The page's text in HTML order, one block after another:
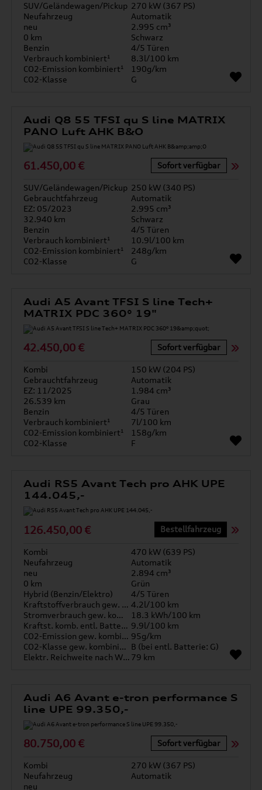
SUV/Geländewagen/Pickup 270 kW (367 PS)
Neufahrzeug
Automatik
neu
2.995 cm³
0 km
Schwarz
Benzin
4/5 Türen
Verbrauch kombiniert¹
8.3l/100 km
CO2-Emission kombiniert¹
190g/km
CO2-Klasse
G
Audi Q8 55 TFSI qu S line MATRIX
PANO Luft AHK B&O
61.450,00 € Sofort verfügbar
SUV/Geländewagen/Pickup 250 kW (340 PS)
Gebrauchtfahrzeug
Automatik
EZ: 05/2023
2.995 cm³
32.940 km
Schwarz
Benzin
4/5 Türen
Verbrauch kombiniert¹
10.9l/100 km
CO2-Emission kombiniert¹
248g/km
CO2-Klasse
G
Audi A5 Avant TFSI S line Tech+
MATRIX PDC 360° 19"
42.450,00 € Sofort verfügbar
Kombi
150 kW (204 PS)
Gebrauchtfahrzeug
Automatik
EZ: 11/2025
1.984 cm³
26.539 km
Grau
Benzin
4/5 Türen
Verbrauch kombiniert¹
7l/100 km
CO2-Emission kombiniert¹
158g/km
CO2-Klasse
F
Audi RS5 Avant Tech pro AHK UPE
144.045,-
126.450,00 € Bestellfahrzeug
Kombi
470 kW (639 PS)
Neufahrzeug
Automatik
neu
2.894 cm³
0 km
Grün
Hybrid (Benzin/Elektro)
4/5 Türen
Kraftstoffverbrauch gew. kombiniert 4.2l/100 km
Stromverbrauch gew. kombiniert
18.3 kWh/100 km
Kraftst. komb. entl. Batterie 9.9l/100 km
CO2-Emission gew. kombiniert 95g/km
CO2-Klasse gew. kombiniert B (bei entl. Batterie: G)
Elektr. Reichweite nach WLTP* 79 km
Audi A6 Avant e-tron performance S
line UPE 99.350,-
80.750,00 € Sofort verfügbar
Kombi
270 kW (367 PS)
Neufahrzeug
Automatik
neu